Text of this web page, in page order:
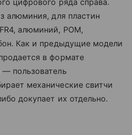
алюминия, для пластин
алюминий, POM,
Как и предыдущие модели
в формате
пользователь
механические свитчи
докупает их отдельно.​